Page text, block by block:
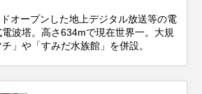
オープンした地上デジタル放送等の電
波塔。高さ634mで現在世界一。大規
」や「すみだ水族館」を併設。